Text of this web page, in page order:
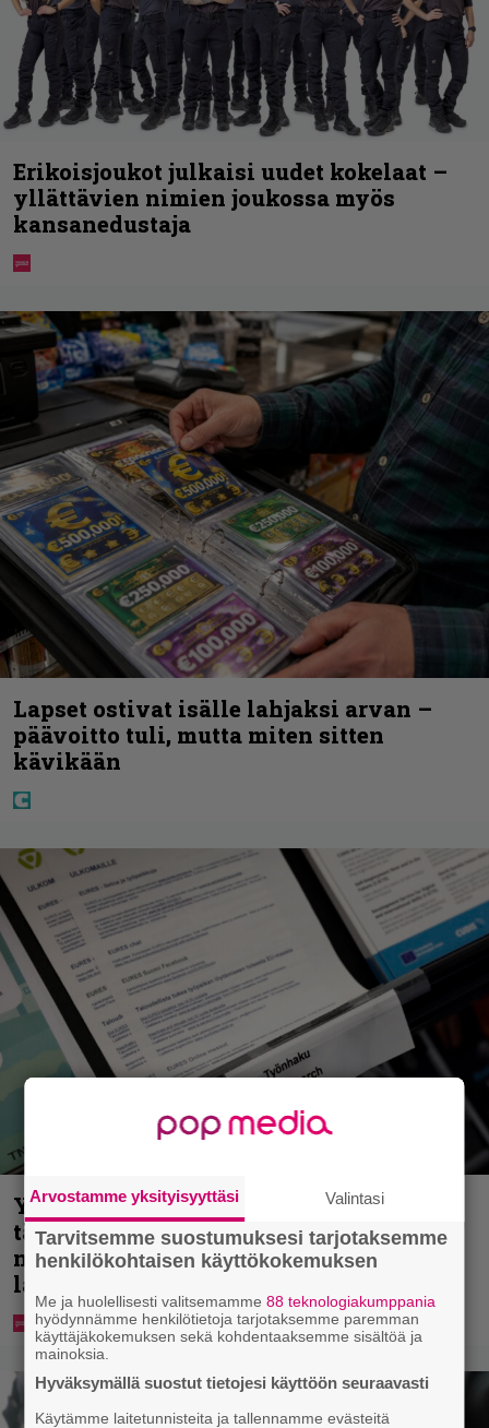
Erikoisjoukot julkaisi uudet kokelaat –
yllättävien nimien joukossa myös
kansanedustaja
Lapset ostivat isälle lahjaksi arvan –
päävoitto tuli, mutta miten sitten
kävikään
Yle: Uuden lain myötä työnhakijan
täytyy kertoa osaamisestaan julkisesti
netissä – yrittäjät toivovat rangaistusta
laiminlyönnistä
Arvostamme yksityisyyttäsi Valintasi
Tarvitsemme suostumuksesi tarjotaksemme
henkilökohtaisen käyttökokemuksen
Me ja huolellisesti valitsemamme88 teknologiakumppania
hyödynnämme henkilötietoja tarjotaksemme paremman
käyttäjäkokemuksen sekä kohdentaaksemme sisältöä ja
mainoksia.
Hyväksymällä suostut tietojesi käyttöön seuraavasti
Käytämme laitetunnisteita ja tallennamme evästeitä